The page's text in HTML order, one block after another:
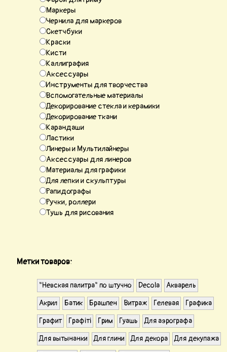
Маркеры
Чернила для маркеров
Скетчбуки
Краски
Кисти
Каллиграфия
Аксессуары
Инструменты для творчества
Вспомогательные материалы
Декорирование стекла и керамики
Декорирование ткани
Карандаши
Ластики
Линеры и Мультилайнеры
Аксессуары для линеров
Материалы для графики
Для лепки и скульптуры
Рапидографы
Ручки, роллери
Тушь для рисования
Метки товаров:
"Невская палитра" по штучно Decola Акварель
Акрил Батик Брашпен Витраж Гелевая Графика
Графит Графіті Грим Гуашь Для аэрографа
Для вытынанки Для глини Для декора Для декупажа